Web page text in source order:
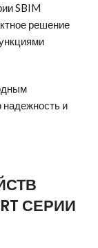
SBIM
решение
надежность и
СЕРИИ